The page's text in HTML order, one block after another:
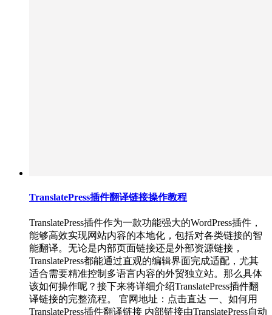
TranslatePress插件翻译链接操作教程
TranslatePress插件作为一款功能强大的WordPress插件，
能够高效实现网站内容的本地化，包括对各类链接的智
能翻译。无论是内部页面链接还是外部资源链接，
TranslatePress都能通过直观的编辑界面完成适配，尤其
适合需要精准控制多语言内容的外贸独立站。那么具体
该如何操作呢？接下来将详细介绍TranslatePress插件翻
译链接的完整流程。 官网地址：点击直达 一、如何用
TranslatePress插件翻译链接 内部链接由TranslatePress自动